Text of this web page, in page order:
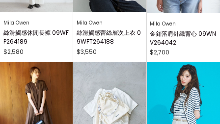
Mila Owen
絲滑觸感休閒長褲 09WF
P264189
$2,580
Mila Owen
絲滑觸感蕾絲層次上衣 0
9WFT264188
$3,550
Mila Owen
金釦落肩針織背心 09WN
V264042
$2,700